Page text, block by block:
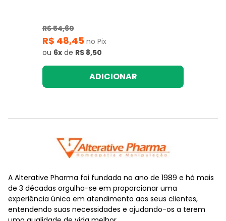
R$ 54,60
R$ 48,45 no Pix
ou 6x de R$ 8,50
ADICIONAR
A Alterative Pharma foi fundada no ano de 1989 e há mais
de 3 décadas orgulha-se em proporcionar uma
experiência única em atendimento aos seus clientes,
entendendo suas necessidades e ajudando-os a terem